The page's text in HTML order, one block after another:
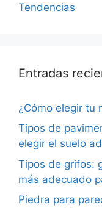
Tendencias
Entradas
¿Cómo elegir tu
Tipos de
elegir el suelo
Tipos de grifos:
más adecuado
Piedra para